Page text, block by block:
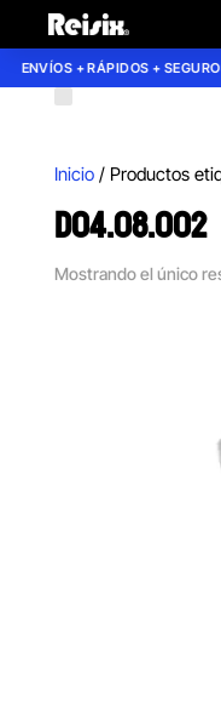
ENVÍOS + RÁPIDOS + SEGUROS
Inicio/ Productos
D04.08.002
Mostrando el único